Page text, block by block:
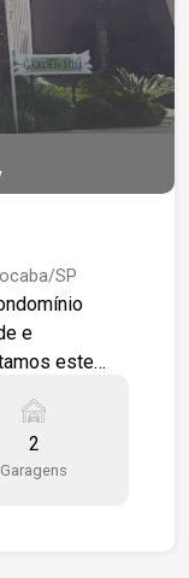
SP
e
de
dia. Um
bem
2
Garagens